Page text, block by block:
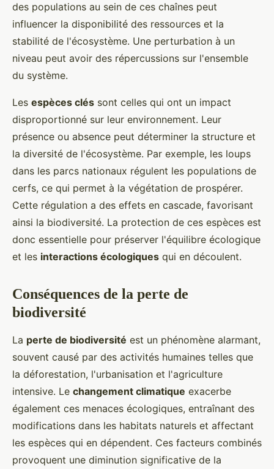
des populations au sein de ces chaînes peut
influencer la disponibilité des ressources et la
stabilité de l'écosystème. Une perturbation à un
niveau peut avoir des répercussions sur l'ensemble
du système.
Les espèces clés sont celles qui ont un impact
disproportionné sur leur environnement. Leur
présence ou absence peut déterminer la structure et
la diversité de l'écosystème. Par exemple, les loups
dans les parcs nationaux régulent les populations de
cerfs, ce qui permet à la végétation de prospérer.
Cette régulation a des effets en cascade, favorisant
ainsi la biodiversité. La protection de ces espèces est
donc essentielle pour préserver l'équilibre écologique
et les interactions écologiques qui en découlent.
Conséquences de la perte de
biodiversité
La perte de biodiversité est un phénomène alarmant,
souvent causé par des activités humaines telles que
la déforestation, l'urbanisation et l'agriculture
intensive. Le changement climatique exacerbe
également ces menaces écologiques, entraînant des
modifications dans les habitats naturels et affectant
les espèces qui en dépendent. Ces facteurs combinés
provoquent une diminution significative de la